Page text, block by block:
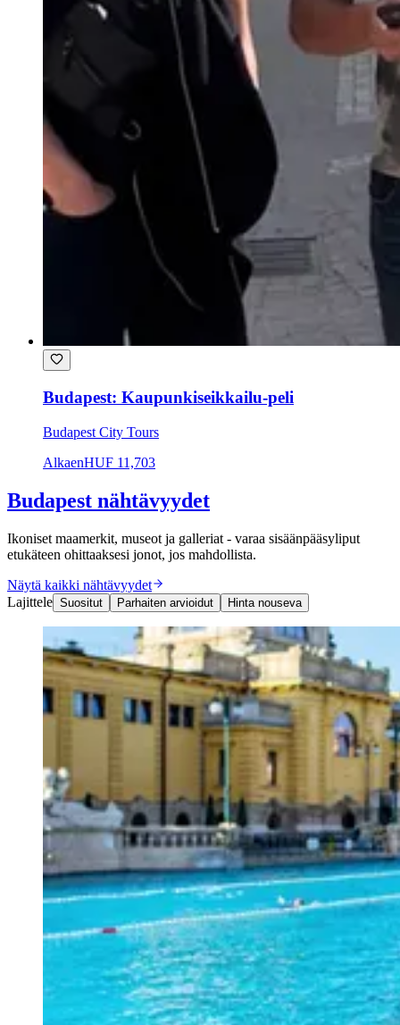
Budapest: Kaupunkiseikkailu-peli
Budapest City Tours
AlkaenHUF 11,703
Budapest nähtävyydet
Ikoniset maamerkit, museot ja galleriat - varaa sisäänpääsyliput
etukäteen ohittaaksesi jonot, jos mahdollista.
Näytä kaikki nähtävyydet
Lajittele Suositut Parhaiten arvioidut Hinta nouseva